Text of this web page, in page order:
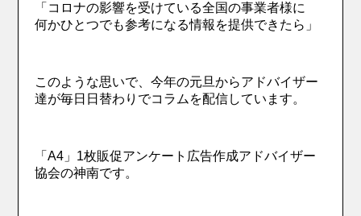
「コロナの影響を受けている全国の事業者様に
何かひとつでも参考になる情報を提供できたら」
このような思いで、今年の元旦からアドバイザー
達が毎日日替わりでコラムを配信しています。
「A4」1枚販促アンケート広告作成アドバイザー
協会の神南です。